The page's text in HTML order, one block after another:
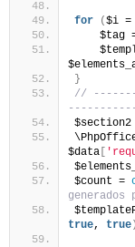
for ($i =
$tag
}
//
$section2
$data
$count =
generados
true, true )